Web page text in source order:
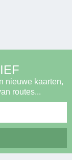
nieuwe kaarten,
routes...